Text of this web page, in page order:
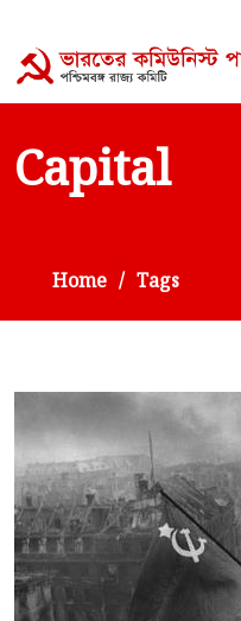
Capital
Home Tags